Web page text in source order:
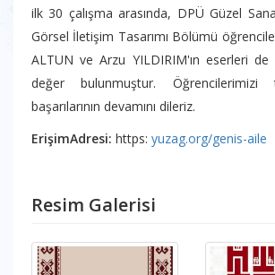
ilk 30 çalışma arasında, DPÜ Güzel
Görsel İletişim Tasarımı Bölümü
ALTUN ve Arzu YILDIRIM'ın eserleri de
değer bulunmuştur. Öğrencilerimizi
başarılarının devamını dileriz.
ErişimAdresi: https: yuzag.org/genis-aile
Resim Galerisi